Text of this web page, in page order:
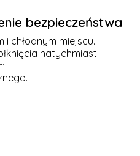
bezpieczeństwa
i chłodnym miejscu.
natychmiast